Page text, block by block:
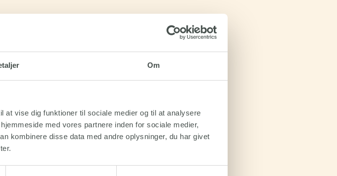
Om
at vise dig funktioner til sociale medier og til at analysere
med vores partnere inden for sociale medier,
kombinere disse data med andre oplysninger, du har givet